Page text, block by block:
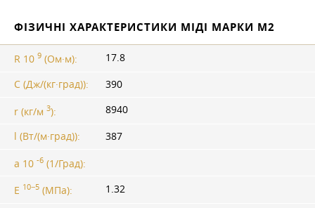
ФІЗИЧНІ ХАРАКТЕРИСТИКИ МІДІ МАРКИ М2
R 10 9 (Ом·м): 17.8
C (Дж/(кг·град)): 390
r (кг/м 3): 8940
l (Вт/(м·град)): 387
a 10 -6 (1/Град):
E 10−5 (МПа): 1.32